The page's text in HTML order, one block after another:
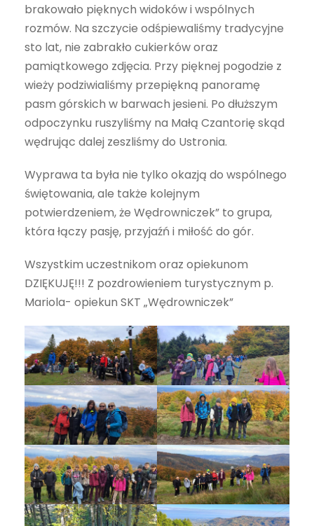
brakowało pięknych widoków i wspólnych
rozmów. Na szczycie odśpiewaliśmy tradycyjne
sto lat, nie zabrakło cukierków oraz
pamiątkowego zdjęcia. Przy pięknej pogodzie z
wieży podziwialiśmy przepiękną panoramę
pasm górskich w barwach jesieni. Po dłuższym
odpoczynku ruszyliśmy na Małą Czantorię skąd
wędrując dalej zeszliśmy do Ustronia.
Wyprawa ta była nie tylko okazją do wspólnego
świętowania, ale także kolejnym
potwierdzeniem, że Wędrowniczek” to grupa,
która łączy pasję, przyjaźń i miłość do gór.
Wszystkim uczestnikom oraz opiekunom
DZIĘKUJĘ!!! Z pozdrowieniem turystycznym p.
Mariola- opiekun SKT „Wędrowniczek”